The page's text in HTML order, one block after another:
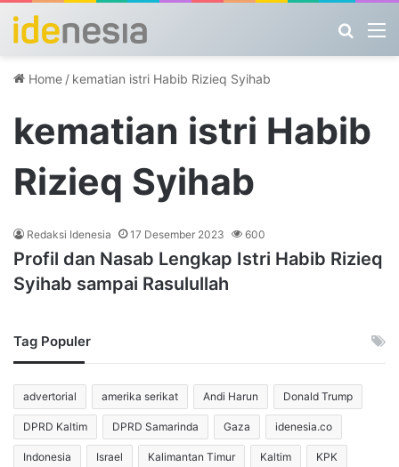
Home / kematian istri Habib Rizieq Syihab
kematian istri Habib
Rizieq Syihab
Redaksi Idenesia 17 Desember 2023 600
Profil dan Nasab Lengkap Istri Habib Rizieq
Syihab sampai Rasulullah
Tag Populer
advertorial amerika serikat Andi Harun Donald Trump
DPRD Kaltim DPRD Samarinda Gaza idenesia.co
Indonesia Israel Kalimantan Timur Kaltim KPK